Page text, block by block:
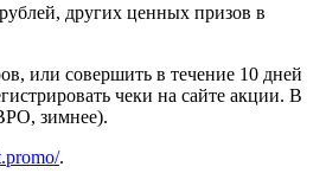
других ценных призов в
или совершить в течение 10 дней
чеки на сайте акции. В
зимнее).
.